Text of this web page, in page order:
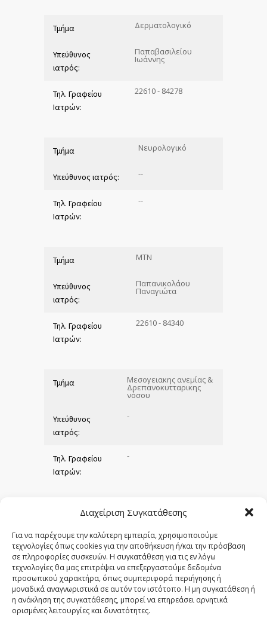
Διαχείριση Συγκατάθεσης
Για να παρέχουμε την καλύτερη εμπειρία, χρησιμοποιούμε
τεχνολογίες όπως cookies για την αποθήκευση ή/και την πρόσβαση
σε πληροφορίες συσκευών. Η συγκατάθεση για τις εν λόγω
τεχνολογίες θα μας επιτρέψει να επεξεργαστούμε δεδομένα
προσωπικού χαρακτήρα, όπως συμπεριφορά περιήγησης ή
μοναδικά αναγνωριστικά σε αυτόν τον ιστότοπο. Η μη συγκατάθεση ή
η ανάκληση της συγκατάθεσης, μπορεί να επηρεάσει αρνητικά
ορισμένες λειτουργίες και δυνατότητες.
Τμήμα Δερματολογικό
Υπεύθυνος
ιατρός:
Παπαβασιλείου
Ιωάννης
Τηλ. Γραφείου
Ιατρών:
22610 - 84278
Τμήμα Νευρολογικό
Υπεύθυνος ιατρός: --
Τηλ. Γραφείου
Ιατρών:
--
Τμήμα ΜΤΝ
Υπεύθυνος
ιατρός:
Παπανικολάου
Παναγιώτα
Τηλ. Γραφείου
Ιατρών:
22610 - 84340
Τμήμα Μεσογειακης ανεμίας &
Δρεπανοκυτταρικης
νόσου
Υπεύθυνος
ιατρός:
-
Τηλ. Γραφείου
Ιατρών:
-
Τμήμα Εμφραγμάτων
Υπεύθυνος
ιατρός:
-
Τηλ. Γραφείου
Ιατρών:
-